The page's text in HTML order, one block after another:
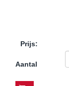
Prijs:
Aantal